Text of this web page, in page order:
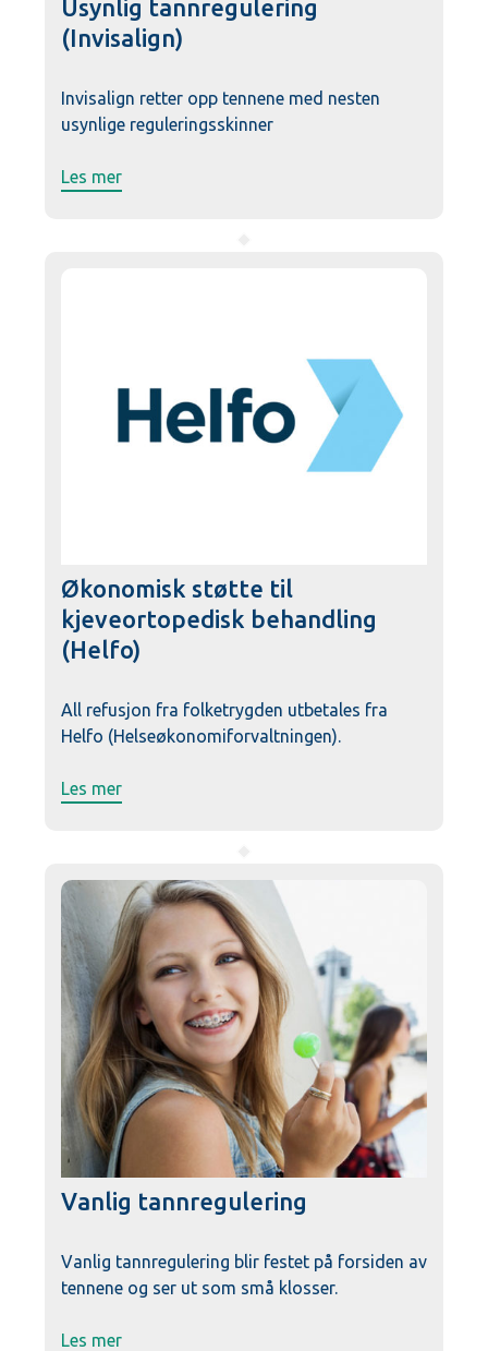
Usynlig tannregulering
(Invisalign)
Invisalign retter opp tennene med nesten
usynlige reguleringsskinner
Les mer
Økonomisk støtte til
kjeveortopedisk behandling
(Helfo)
All refusjon fra folketrygden utbetales fra
Helfo (Helseøkonomiforvaltningen).
Les mer
Vanlig tannregulering
Vanlig tannregulering blir festet på forsiden av
tennene og ser ut som små klosser.
Les mer